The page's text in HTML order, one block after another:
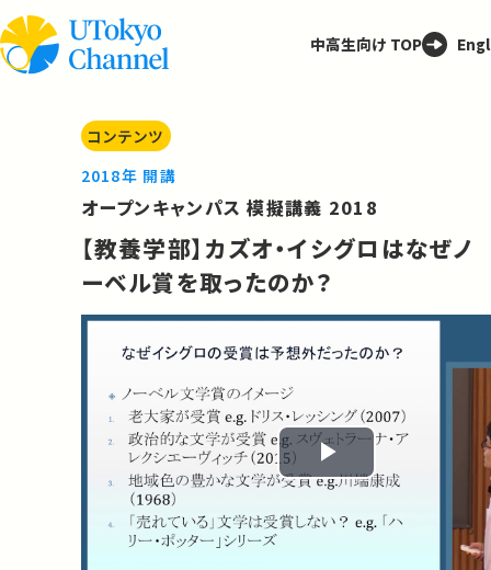
中高生向け TOP
コンテンツ
2018年 開講
オープンキャンパス 模擬講義 2018
【教養学部】カズオ・イシグロはなぜノ
ーベル賞を取ったのか？
Play
Video